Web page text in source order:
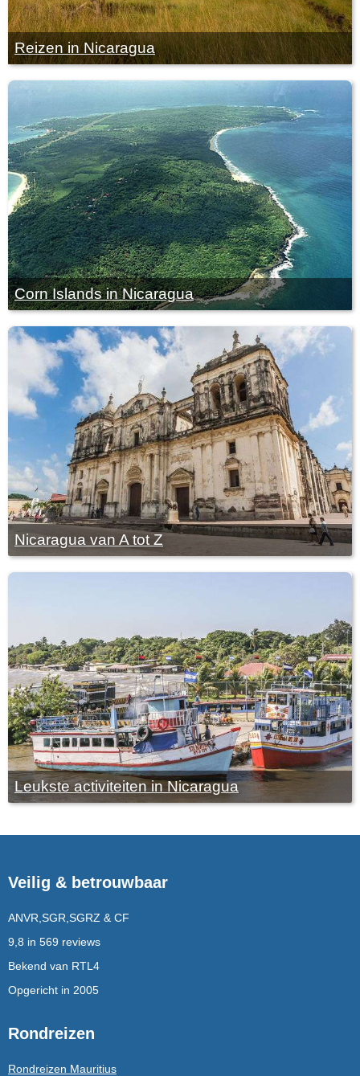
Reizen in Nicaragua
Corn Islands in Nicaragua
Nicaragua van A tot Z
Leukste activiteiten in Nicaragua
Veilig & betrouwbaar
ANVR,SGR,SGRZ & CF
9,8 in 569 reviews
Bekend van RTL4
Opgericht in 2005
Rondreizen
Rondreizen Mauritius